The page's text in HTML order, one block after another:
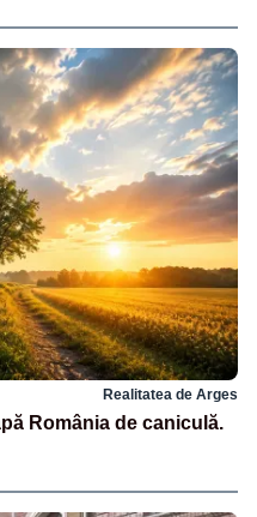
Realitatea de Arges
România de caniculă.